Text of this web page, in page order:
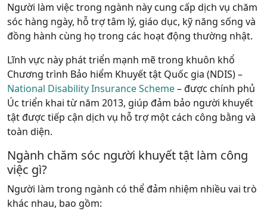
Người làm việc trong ngành này cung cấp dịch vụ chăm
sóc hàng ngày, hỗ trợ tâm lý, giáo dục, kỹ năng sống và
đồng hành cùng họ trong các hoạt động thường nhật.
Lĩnh vực này phát triển mạnh mẽ trong khuôn khổ
Chương trình Bảo hiểm Khuyết tật Quốc gia (NDIS) –
National Disability Insurance Scheme– được chính phủ
Úc triển khai từ năm 2013, giúp đảm bảo người khuyết
tật được tiếp cận dịch vụ hỗ trợ một cách công bằng và
toàn diện.
Ngành chăm sóc người khuyết tật làm công
việc gì?
Người làm trong ngành có thể đảm nhiệm nhiều vai trò
khác nhau, bao gồm: